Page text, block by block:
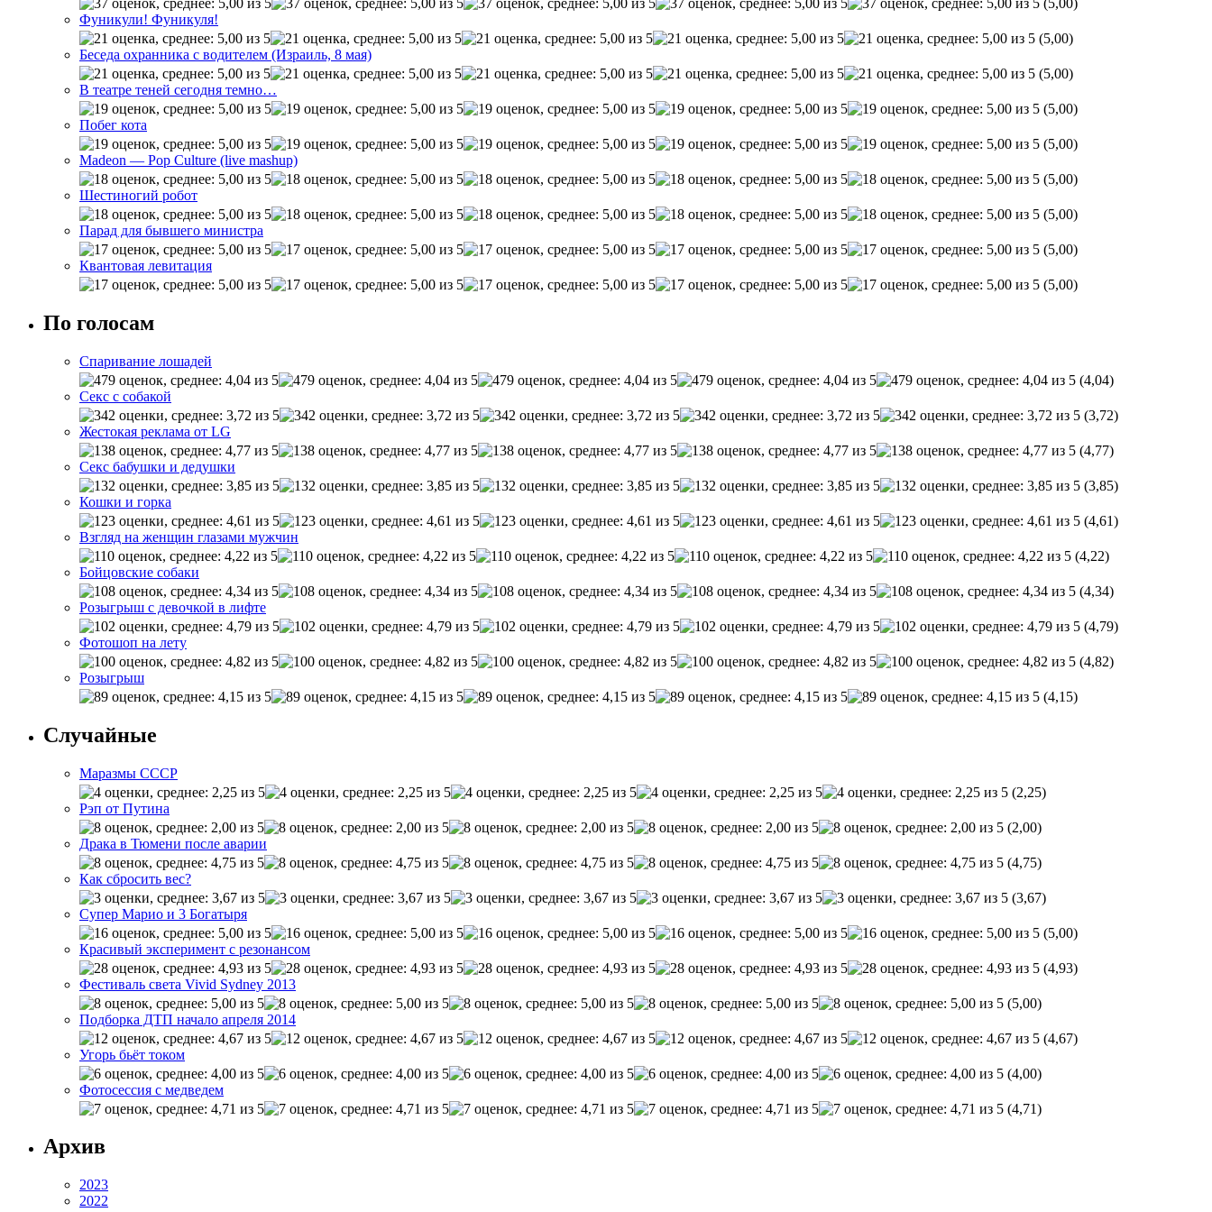
Фуникули! Фуникуля!
(5,00)
Беседа охранника с водителем (Израиль, 8 мая)
(5,00)
В театре теней сегодня темно…
(5,00)
Побег кота
(5,00)
Madeon — Pop Culture (live mashup)
(5,00)
Шестиногий робот
(5,00)
Парад для бывшего министра
(5,00)
Квантовая левитация
(5,00)
По голосам
Спаривание лошадей
(4,04)
Секс с собакой
(3,72)
Жестокая реклама от LG
(4,77)
Секс бабушки и дедушки
(3,85)
Кошки и горка
(4,61)
Взгляд на женщин глазами мужчин
(4,22)
Бойцовские собаки
(4,34)
Розыгрыш с девочкой в лифте
(4,79)
Фотошоп на лету
(4,82)
Розыгрыш
(4,15)
Случайные
Маразмы СССР
(2,25)
Рэп от Путина
(2,00)
Драка в Тюмени после аварии
(4,75)
Как сбросить вес?
(3,67)
Супер Марио и 3 Богатыря
(5,00)
Красивый эксперимент с резонансом
(4,93)
Фестиваль света Vivid Sydney 2013
(5,00)
Подборка ДТП начало апреля 2014
(4,67)
Угорь бьёт током
(4,00)
Фотосессия с медведем
(4,71)
Архив
2023
2022